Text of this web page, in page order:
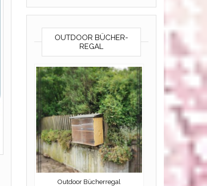
OUTDOOR BÜCHER-
REGAL
Outdoor Bücherregal